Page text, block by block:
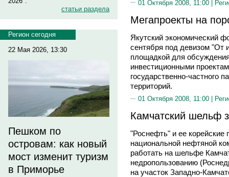
статьи раздела
Регион сегодня
22 Мая 2026, 13:30
Пешком по
островам: как новый
мост изменит туризм
в Приморье
01 Октября 2008, 11:00 |
Мегапроекты на
Якутский экономический
сентября под девизом "От
площадкой для
инвестиционными
государственно-частного
территорий.
01 Октября 2008, 11:00 |
Камчатский шельф
"Роснефть" и ее корейские
национальной нефтяной
работать на шельфе
недропользованию
на участок Западно-